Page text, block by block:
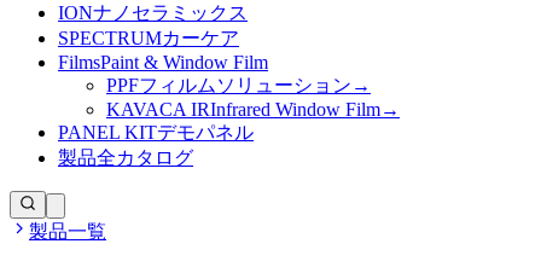
IONナノセラミックス
SPECTRUMカーケア
FilmsPaint & Window Film
PPFフィルムソリューション →
KAVACA IRInfrared Window Film→
PANEL KITデモパネル
製品全カタログ
製品一覧